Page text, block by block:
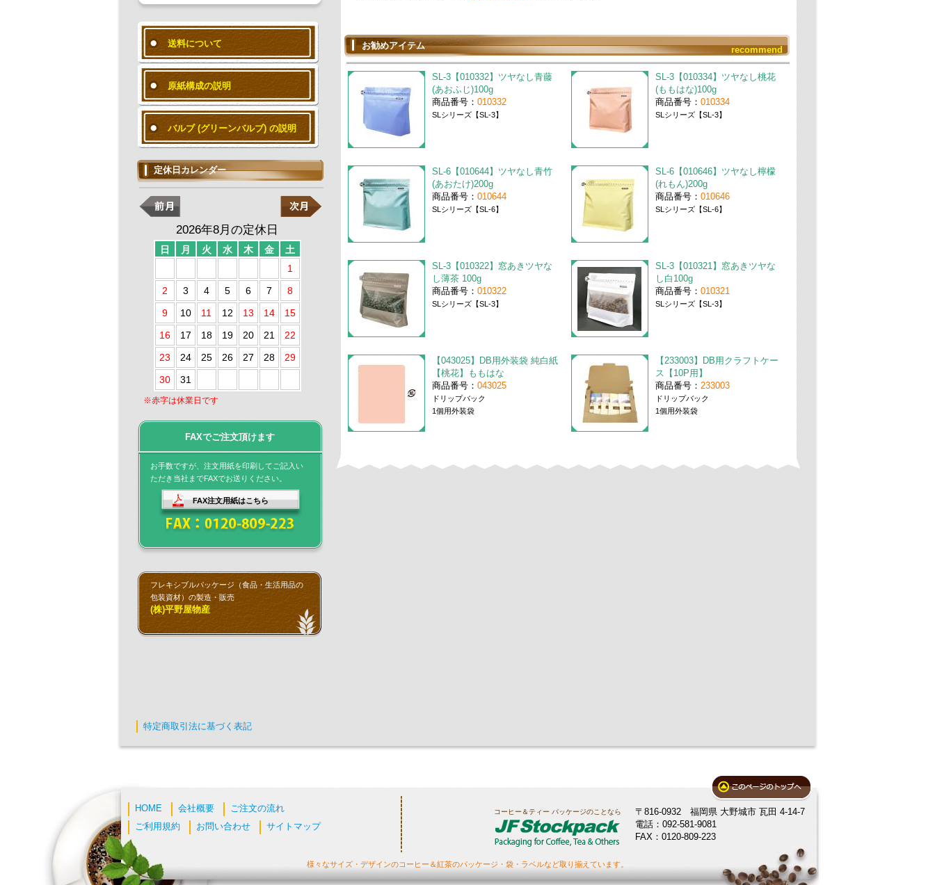
お勧めアイテム recommend
SL-3【010332】ツヤなし青藤
(あおふじ)100g
商品番号： 010332
SLシリーズ【SL-3】
SL-3【010334】ツヤなし桃花
(ももはな)100g
商品番号： 010334
SLシリーズ【SL-3】
SL-6【010644】ツヤなし青竹
(あおたけ)200g
商品番号： 010644
SLシリーズ【SL-6】
SL-6【010646】ツヤなし檸檬
(れもん)200g
商品番号： 010646
SLシリーズ【SL-6】
SL-3【010322】窓あきツヤな
し薄茶 100g
商品番号： 010322
SLシリーズ【SL-3】
SL-3【010321】窓あきツヤな
し白100g
商品番号： 010321
SLシリーズ【SL-3】
【043025】DB用外装袋 純白紙
【桃花】ももはな
商品番号： 043025
ドリップバック
1個用外装袋
【233003】DB用クラフトケー
ス【10P用】
商品番号： 233003
ドリップバック
1個用外装袋
送料について
原紙構成の説明
バルブ (グリーンバルブ) の説明
定休日カレンダー
2026年8月の定休日
日 月 火 水 木 金
土
1
2
3 4 5 6 7
8
9
10 11 12 13 14
15
16
17 18 19 20 21
22
23
24 25 26 27 28
29
30
31
※赤字は休業日です
FAXでご注文頂けます
お手数ですが、注文用紙を印刷してご記入い
ただき当社までFAXでお送りください。
FAX注文用紙はこちら
フレキシブルパッケージ（食品・生活用品の
包装資材）の製造・販売
(株)平野屋物産
特定商取引法に基づく表記
HOME 会社概要
ご注文の流れ
ご利用規約
お問い合わせ サイトマップ
コーヒー＆ティー パッケージのことなら
〒816-0932 福岡県 大野城市 瓦田 4-14-7
電話：092-581-9081
FAX：0120-809-223
様々なサイズ・デザインのコーヒー＆紅茶のパッケージ・袋・ラベルなど取り揃えています。